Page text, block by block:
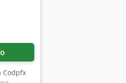
Codpfx